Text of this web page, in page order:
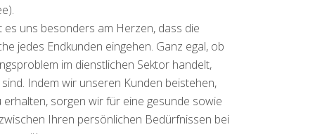
uns besonders am Herzen, dass die
jedes Endkunden eingehen. Ganz egal, ob
im dienstlichen Sektor handelt,
Indem wir unseren Kunden beistehen,
sorgen wir für eine gesunde sowie
Ihren persönlichen Bedürfnissen bei